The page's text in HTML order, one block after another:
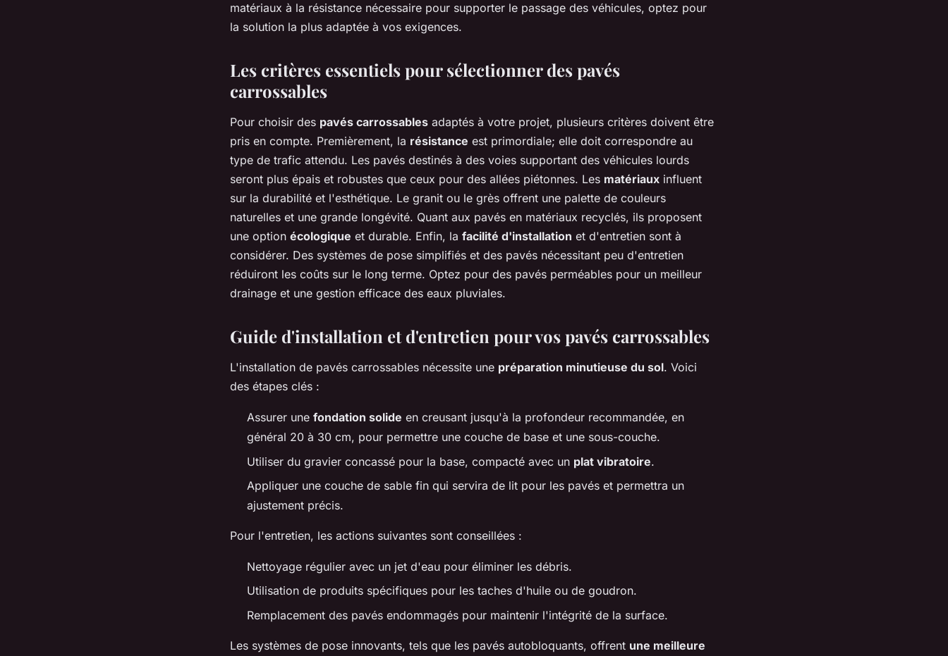
matériaux à la résistance nécessaire pour supporter le passage des véhicules, optez pour
la solution la plus adaptée à vos exigences.
Les critères essentiels pour sélectionner des pavés
carrossables
Pour choisir des pavés carrossables adaptés à votre projet, plusieurs critères doivent être
pris en compte. Premièrement, la résistance est primordiale; elle doit correspondre au
type de trafic attendu. Les pavés destinés à des voies supportant des véhicules lourds
seront plus épais et robustes que ceux pour des allées piétonnes. Les matériaux influent
sur la durabilité et l'esthétique. Le granit ou le grès offrent une palette de couleurs
naturelles et une grande longévité. Quant aux pavés en matériaux recyclés, ils proposent
une option écologique et durable. Enfin, la facilité d'installation et d'entretien sont à
considérer. Des systèmes de pose simplifiés et des pavés nécessitant peu d'entretien
réduiront les coûts sur le long terme. Optez pour des pavés perméables pour un meilleur
drainage et une gestion efficace des eaux pluviales.
Guide d'installation et d'entretien pour vos pavés carrossables
L'installation de pavés carrossables nécessite une préparation minutieuse du sol. Voici
des étapes clés :
Assurer une fondation solide en creusant jusqu'à la profondeur recommandée, en
général 20 à 30 cm, pour permettre une couche de base et une sous-couche.
Utiliser du gravier concassé pour la base, compacté avec un plat vibratoire.
Appliquer une couche de sable fin qui servira de lit pour les pavés et permettra un
ajustement précis.
Pour l'entretien, les actions suivantes sont conseillées :
Nettoyage régulier avec un jet d'eau pour éliminer les débris.
Utilisation de produits spécifiques pour les taches d'huile ou de goudron.
Remplacement des pavés endommagés pour maintenir l'intégrité de la surface.
Les systèmes de pose innovants, tels que les pavés autobloquants, offrent une meilleure